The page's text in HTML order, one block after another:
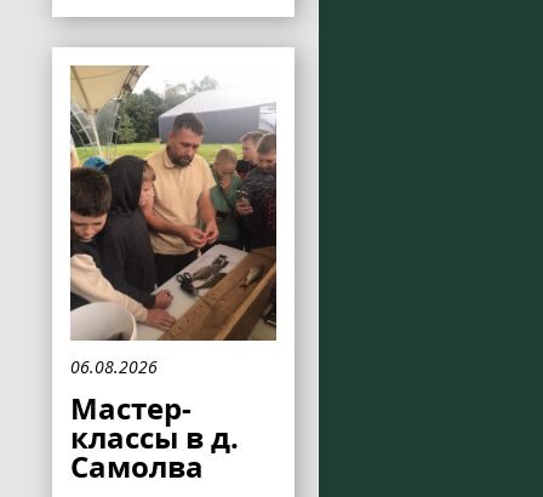
06.08.2026
Мастер-
классы в д.
Самолва